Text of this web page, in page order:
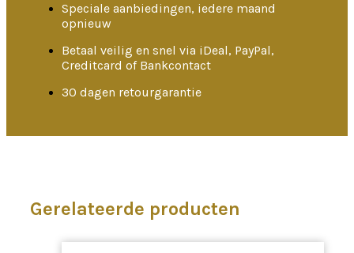
Speciale aanbiedingen, iedere maand
opnieuw
Betaal veilig en snel via iDeal, PayPal,
Creditcard of Bankcontact
30 dagen retourgarantie
Gerelateerde producten